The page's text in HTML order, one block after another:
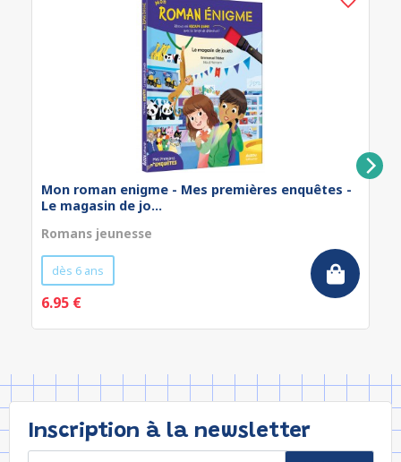
Mon roman enigme - Mes premières enquêtes -
Le magasin de jo...
Romans jeunesse
dès 6 ans
6.95 €
Inscription à la newsletter